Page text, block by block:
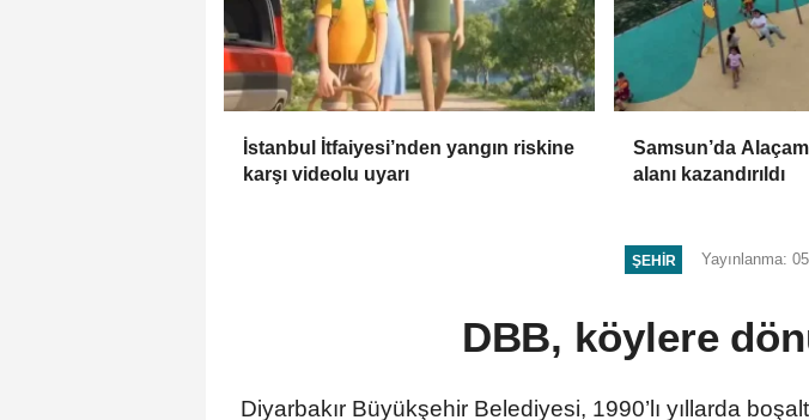
İstanbul İtfaiyesi’nden yangın riskine
karşı videolu uyarı
Samsun’da
alanı kazandırıldı
ŞEHIR Yayınlanma:
DBB, köylere
Diyarbakır Büyükşehir Belediyesi, 1990’lı yıllarda